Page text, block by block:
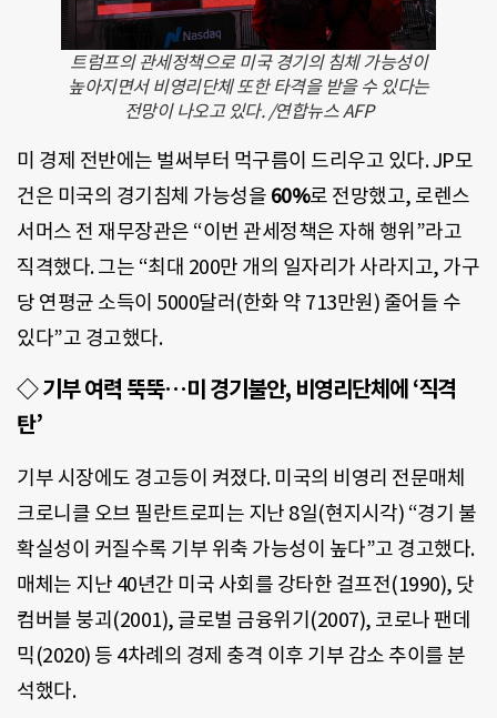
트럼프의 관세정책으로 미국 경기의 침체 가능성이
높아지면서 비영리단체 또한 타격을 받을 수 있다는
전망이 나오고 있다. /연합뉴스 AFP
미 경제 전반에는 벌써부터 먹구름이 드리우고 있다. JP모
건은 미국의 경기침체 가능성을 60%로 전망했고, 로렌스
서머스 전 재무장관은 “이번 관세정책은 자해 행위”라고
직격했다. 그는 “최대 200만 개의 일자리가 사라지고, 가구
당 연평균 소득이 5000달러(한화 약 713만원) 줄어들 수
있다”고 경고했다.
◇ 기부 여력 뚝뚝…미 경기불안, 비영리단체에 ‘직격
탄’
기부 시장에도 경고등이 켜졌다. 미국의 비영리 전문매체
크로니클 오브 필란트로피는 지난 8일(현지시각) “경기 불
확실성이 커질수록 기부 위축 가능성이 높다”고 경고했다.
매체는 지난 40년간 미국 사회를 강타한 걸프전(1990), 닷
컴버블 붕괴(2001), 글로벌 금융위기(2007), 코로나 팬데
믹(2020) 등 4차례의 경제 충격 이후 기부 감소 추이를 분
석했다.